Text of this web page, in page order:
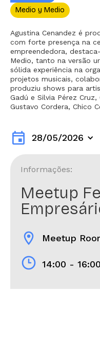
Medio y Medio
Agustina Cenandez é
com forte presença na
empreendedora,
Medio, tanto na versão
sólida experiência na
projetos musicais,
produziu shows para
Gadú e Silvia Pérez
Gustavo Cordera, Chico
event 28/05/2026
Informações:
Meetup
location_on Meetup
14:00 - 16:00